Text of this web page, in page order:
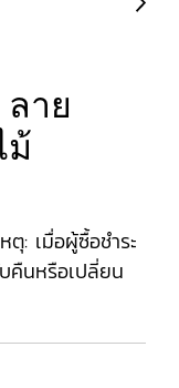
าย
ม้
ตุ: เมื่อผู้ซื้อชำระ
คืนหรือเปลี่ยน